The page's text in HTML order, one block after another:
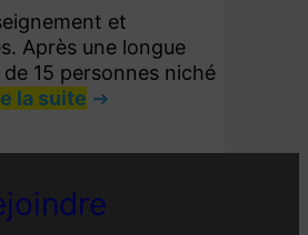
et
Après une longue
15 personnes niché
la suite